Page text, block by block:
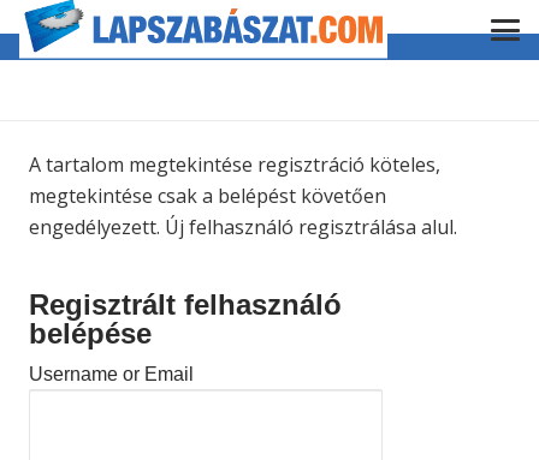
A tartalom megtekintése regisztráció köteles,
megtekintése csak a belépést követően
engedélyezett. Új felhasználó regisztrálása alul.
Regisztrált felhasználó
belépése
Username or Email